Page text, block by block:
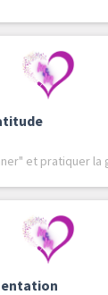
et pratiquer la